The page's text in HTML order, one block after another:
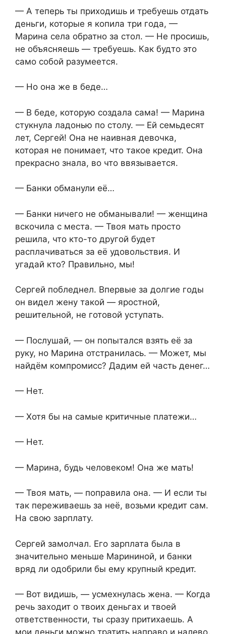
— А теперь ты приходишь и требуешь отдать
деньги, которые я копила три года, —
Марина села обратно за стол. — Не просишь,
не объясняешь — требуешь. Как будто это
само собой разумеется.
— Но она же в беде…
— В беде, которую создала сама! — Марина
стукнула ладонью по столу. — Ей семьдесят
лет, Сергей! Она не наивная девочка,
которая не понимает, что такое кредит. Она
прекрасно знала, во что ввязывается.
— Банки обманули её…
— Банки ничего не обманывали! — женщина
вскочила с места. — Твоя мать просто
решила, что кто-то другой будет
расплачиваться за её удовольствия. И
угадай кто? Правильно, мы!
Сергей побледнел. Впервые за долгие годы
он видел жену такой — яростной,
решительной, не готовой уступать.
— Послушай, — он попытался взять её за
руку, но Марина отстранилась. — Может, мы
найдём компромисс? Дадим ей часть денег…
— Нет.
— Хотя бы на самые критичные платежи…
— Нет.
— Марина, будь человеком! Она же мать!
— Твоя мать, — поправила она. — И если ты
так переживаешь за неё, возьми кредит сам.
На свою зарплату.
Сергей замолчал. Его зарплата была в
значительно меньше Марининой, и банки
вряд ли одобрили бы ему крупный кредит.
— Вот видишь, — усмехнулась жена. — Когда
речь заходит о твоих деньгах и твоей
ответственности, ты сразу притихаешь. А